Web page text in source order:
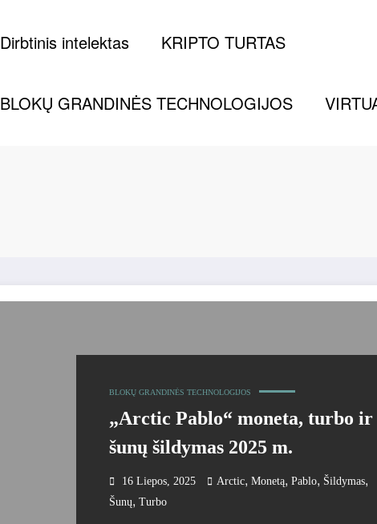
Dirbtinis intelektas KRIPTO TURTAS
BLOKŲ GRANDINĖS TECHNOLOGIJOS
BLOKŲ GRANDINĖS TECHNOLOGIJOS
„Arctic Pablo“ moneta, turbo ir
šunų šildymas 2025 m.
16 Liepos, 2025 Arctic, Monetą, Pablo, Šildymas,
Šunų, Turbo